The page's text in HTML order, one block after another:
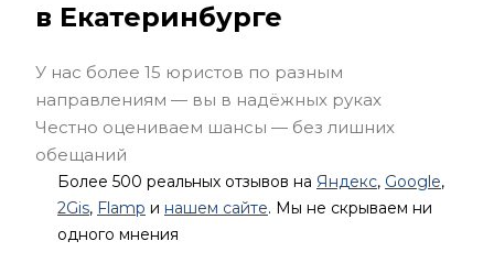
в Екатеринбурге
У нас более 15 юристов по разным
направлениям — вы в надёжных руках
Честно оцениваем шансы — без лишних
обещаний
Более 500 реальных отзывов на Яндекс, Google,
2Gis, Flamp и нашем сайте. Мы не скрываем ни
одного мнения